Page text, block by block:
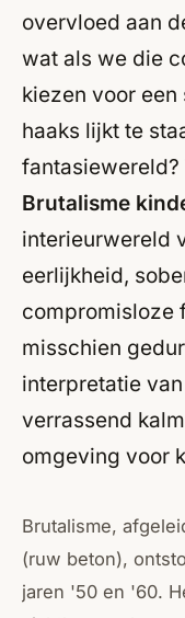
overvloed aan
wat als we die
kiezen voor
haaks lijkt te
fantasiewereld?
Brutalisme
interieurwereld
eerlijkheid,
compromisloze
misschien
interpretatie
verrassend
omgeving voor
Brutalisme,
(ruw beton),
jaren '50 en '60.